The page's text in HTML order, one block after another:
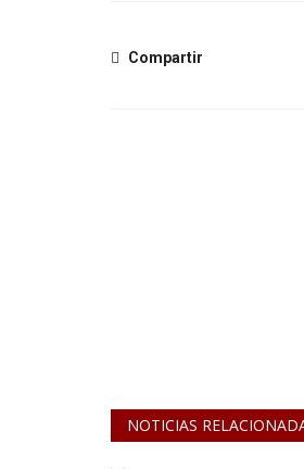
Compartir
NOTICIAS